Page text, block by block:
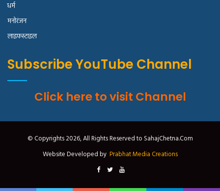
धर्म
मनोरंजन
लाइफस्टाइल
Subscribe YouTube Channel
Click here to visit Channel
© Copyrights 2026, All Rights Reserved to SahajChetna.Com
Website Developed by Prabhat Media Creations